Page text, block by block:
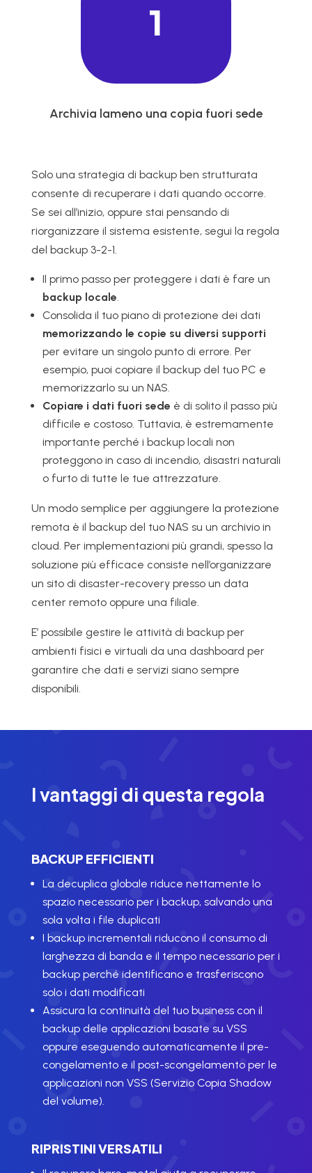
1
Archivia lameno una copia fuori sede
Solo una strategia di backup ben strutturata
consente di recuperare i dati quando occorre.
Se sei all’inizio, oppure stai pensando di
riorganizzare il sistema esistente, segui la regola
del backup 3-2-1.
Il primo passo per proteggere i dati è fare un
backup locale.
Consolida il tuo piano di protezione dei dati
memorizzando le copie su diversi supporti
per evitare un singolo punto di errore. Per
esempio, puoi copiare il backup del tuo PC e
memorizzarlo su un NAS.
Copiare i dati fuori sede è di solito il passo più
difficile e costoso. Tuttavia, è estremamente
importante perché i backup locali non
proteggono in caso di incendio, disastri naturali
o furto di tutte le tue attrezzature.
Un modo semplice per aggiungere la protezione
remota è il backup del tuo NAS su un archivio in
cloud. Per implementazioni più grandi, spesso la
soluzione più efficace consiste nell’organizzare
un sito di disaster-recovery presso un data
center remoto oppure una filiale.
E’ possibile gestire le attività di backup per
ambienti fisici e virtuali da una dashboard per
garantire che dati e servizi siano sempre
disponibili.
I vantaggi di questa regola
BACKUP EFFICIENTI
La decuplica globale riduce nettamente lo
spazio necessario per i backup, salvando una
sola volta i file duplicati
I backup incrementali riducono il consumo di
larghezza di banda e il tempo necessario per i
backup perché identificano e trasferiscono
solo i dati modificati
Assicura la continuità del tuo business con il
backup delle applicazioni basate su VSS
oppure eseguendo automaticamente il pre-
congelamento e il post-scongelamento per le
applicazioni non VSS (Servizio Copia Shadow
del volume).
RIPRISTINI VERSATILI